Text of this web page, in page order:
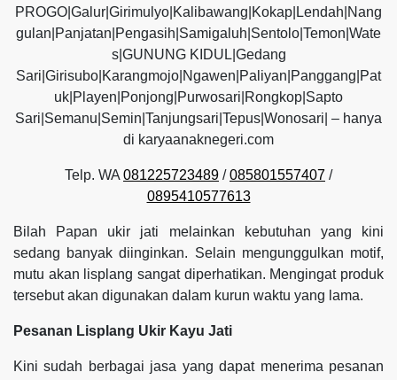
PROGO|Galur|Girimulyo|Kalibawang|Kokap|Lendah|Nang
gulan|Panjatan|Pengasih|Samigaluh|Sentolo|Temon|Wate
s|GUNUNG KIDUL|Gedang
Sari|Girisubo|Karangmojo|Ngawen|Paliyan|Panggang|Pat
uk|Playen|Ponjong|Purwosari|Rongkop|Sapto
Sari|Semanu|Semin|Tanjungsari|Tepus|Wonosari| – hanya
di karyaanaknegeri.com
Telp. WA 081225723489 /085801557407 /
0895410577613
Bilah Papan ukir jati melainkan kebutuhan yang kini
sedang banyak diinginkan. Selain mengunggulkan motif,
mutu akan lisplang sangat diperhatikan. Mengingat produk
tersebut akan digunakan dalam kurun waktu yang lama.
Pesanan Lisplang Ukir Kayu Jati
Kini sudah berbagai jasa yang dapat menerima pesanan